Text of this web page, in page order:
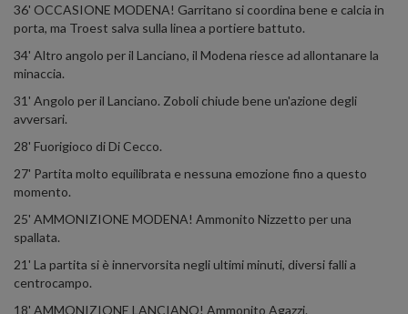
36' OCCASIONE MODENA! Garritano si coordina bene e calcia in
porta, ma Troest salva sulla linea a portiere battuto.
34' Altro angolo per il Lanciano, il Modena riesce ad allontanare la
minaccia.
31' Angolo per il Lanciano. Zoboli chiude bene un'azione degli
avversari.
28' Fuorigioco di Di Cecco.
27' Partita molto equilibrata e nessuna emozione fino a questo
momento.
25' AMMONIZIONE MODENA! Ammonito Nizzetto per una
spallata.
21' La partita si è innervorsita negli ultimi minuti, diversi falli a
centrocampo.
18' AMMONIZIONE LANCIANO! Ammonito Agazzi.